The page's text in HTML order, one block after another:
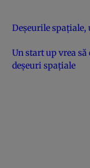
Deşeurile
Un start up vrea
deşeuri spaţiale